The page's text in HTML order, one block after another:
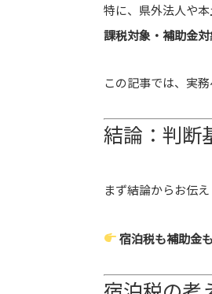
特に、県外法人や
課税対象・補助金
この記事では、実
結論：判断
まず結論からお伝え
宿泊税も補助金